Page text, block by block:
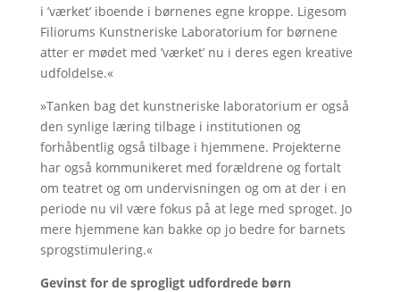
i ’værket’ iboende i børnenes egne kroppe. Ligesom
Filiorums Kunstneriske Laboratorium for børnene
atter er mødet med ’værket’ nu i deres egen kreative
udfoldelse.«
»Tanken bag det kunstneriske laboratorium er også
den synlige læring tilbage i institutionen og
forhåbentlig også tilbage i hjemmene. Projekterne
har også kommunikeret med forældrene og fortalt
om teatret og om undervisningen og om at der i en
periode nu vil være fokus på at lege med sproget. Jo
mere hjemmene kan bakke op jo bedre for barnets
sprogstimulering.«
Gevinst for de sprogligt udfordrede børn